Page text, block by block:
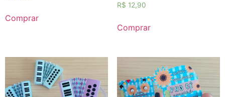
Comprar
R$ 12,90
Comprar